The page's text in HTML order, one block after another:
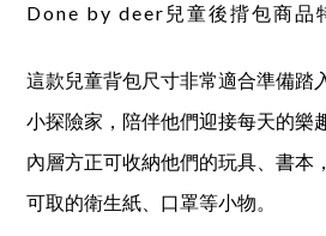
Done by deer兒童後揹包商品
這款兒童背包尺寸非常適合準備踏
小探險家，陪伴他們迎接每天的樂
內層方正可收納他們的玩具、書本
可取的衛生紙、口罩等小物。